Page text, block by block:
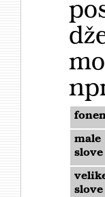
male
slove
slove